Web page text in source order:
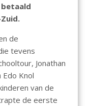
de
tevens
Jonathan
Edo Knol
van de
de eerste